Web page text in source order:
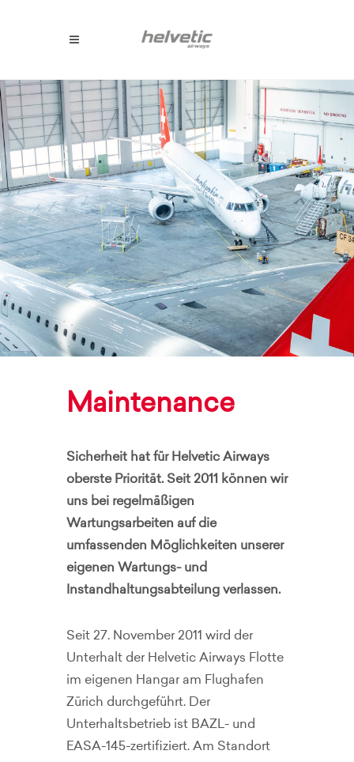
Maintenance
Sicherheit hat für Helvetic Airways
oberste Priorität. Seit 2011 können wir
uns bei regelmäßigen
Wartungsarbeiten auf die
umfassenden Möglichkeiten unserer
eigenen Wartungs- und
Instandhaltungsabteilung verlassen.
Seit 27. November 2011 wird der
Unterhalt der Helvetic Airways Flotte
im eigenen Hangar am Flughafen
Zürich durchgeführt. Der
Unterhaltsbetrieb ist BAZL- und
EASA-145-zertifiziert. Am Standort